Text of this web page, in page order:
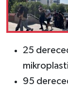
25
95